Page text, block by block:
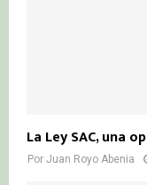
La Ley SAC, una
Por Juan Royo Abenia